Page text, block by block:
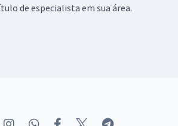
de especialista em sua área.